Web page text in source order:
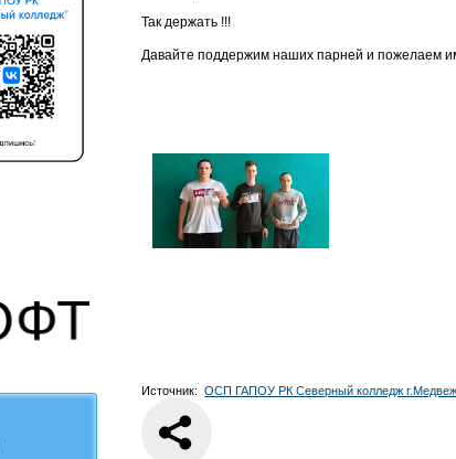
Так держать !!!
Давайте поддержим наших парней и пожелаем
Источник: ОСП ГАПОУ РК Северный колледж